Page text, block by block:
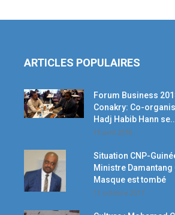
ARTICLES POPULAIRES
Forum Business
Conakry: Co-
Hadj Habib Hann
19 avril 2018
Situation CNP-
Ministre Damantang
Masque est tombé
11 octobre 2017